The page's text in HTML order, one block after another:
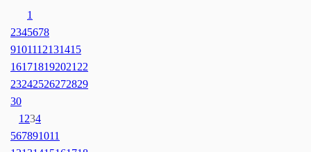
1
2345678
9101112131415
161718192021 22
23242526272829
30
1 234
567891011